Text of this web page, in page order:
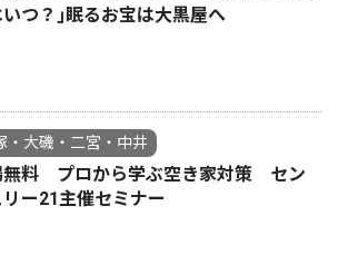
いつ？｣眠るお宝は大黒屋へ
・大磯・二宮・中井
無料 プロから学ぶ空き家対策 セン
ー21主催セミナー